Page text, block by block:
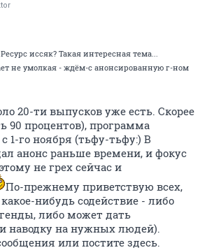
иссяк? Такая интересная тема...
не умолкая - ждём-с анонсированную г-ном
20-ти выпусков уже есть. Скорее
90 процентов), программа
1-го ноября (тьфу-тьфу:) В
анонс раньше времени, и фокус
не грех сейчас и
По-прежнему приветствую всех,
какое-нибудь содействие - либо
либо может дать
наводку на нужных людей).
или постите здесь.